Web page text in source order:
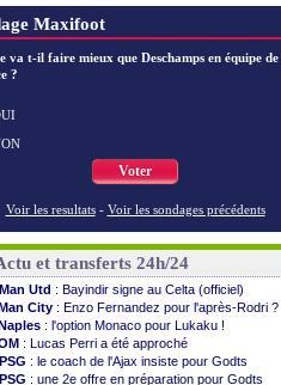
Maxifoot
va t-il faire mieux que Deschamps en équipe de
?
Voter
Voir les resultats - Voir les sondages précédents
et transferts 24h/24
Man Utd : Bayindir signe au Celta (officiel)
City : Enzo Fernandez pour l'après-Rodri ?
: l'option Monaco pour Lukaku !
: Lucas Perri a été approché
PSG : le coach de l'Ajax insiste pour Godts
PSG : une 2e offre en préparation pour Godts